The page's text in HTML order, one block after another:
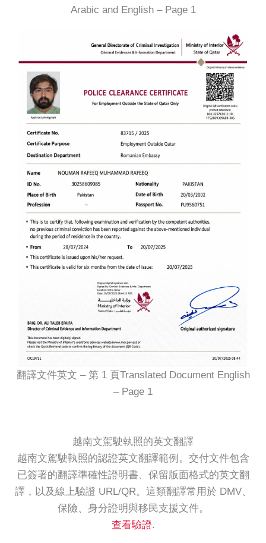
Arabic and English – Page 1
翻譯文件英文 – 第 1 頁Translated Document English
– Page 1
越南文駕駛執照的英文翻譯
越南文駕駛執照的認證英文翻譯範例。交付文件包含
已簽署的翻譯準確性證明書、保留版面格式的英文翻
譯，以及線上驗證 URL/QR。這類翻譯常用於 DMV、
保險、身分證明與移民支援文件。
查看驗證.